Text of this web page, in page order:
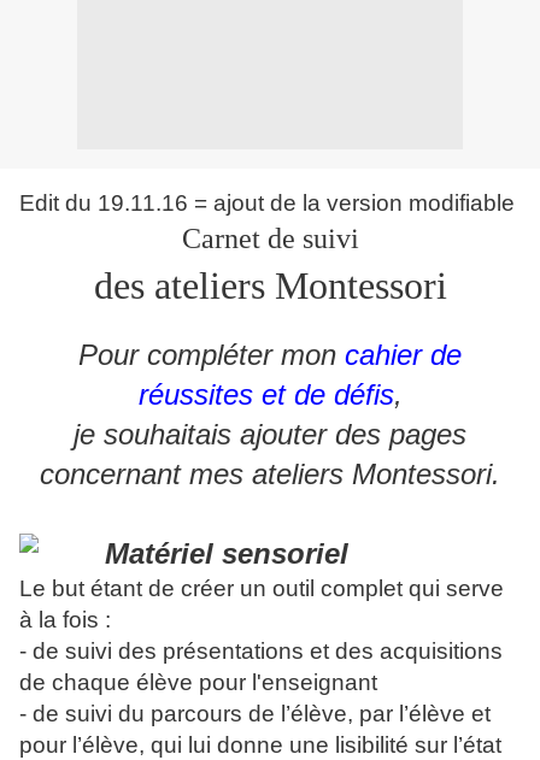
Edit du 19.11.16 = ajout de la version modifiable
Carnet de suivi
des ateliers Montessori
Pour compléter mon cahier de
réussites et de défis,
je souhaitais ajouter des pages
concernant mes ateliers Montessori.
Le but étant de créer un outil complet qui serve
à la fois :
- de suivi des présentations et des acquisitions
de chaque élève pour l'enseignant
- de suivi du parcours de l’élève, par l’élève et
pour l’élève, qui lui donne une lisibilité sur l’état